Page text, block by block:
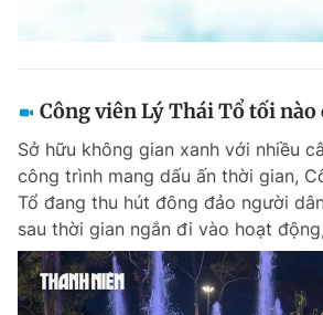
Công viên Lý Thái Tổ tối
Sở hữu không gian xanh với nhiều
công trình mang dấu ấn thời gian,
Tổ đang thu hút đông đảo người
sau thời gian ngắn đi vào hoạt